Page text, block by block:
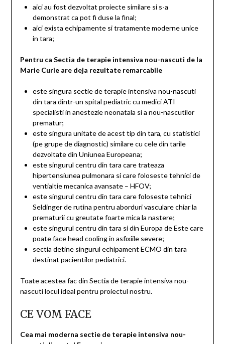
aici au fost dezvoltat proiecte similare si s-a
demonstrat ca pot fi duse la final;
aici exista echipamente si tratamente moderne unice
in tara;
Pentru ca Sectia de terapie intensiva nou-nascuti de la
Marie Curie are deja rezultate remarcabile
este singura sectie de terapie intensiva nou-nascuti
din tara dintr-un spital pediatric cu medici ATI
specialisti in anestezie neonatala si a nou-nascutilor
prematur;
este singura unitate de acest tip din tara, cu statistici
(pe grupe de diagnostic) similare cu cele din tarile
dezvoltate din Uniunea Europeana;
este singurul centru din tara care trateaza
hipertensiunea pulmonara si care foloseste tehnici de
ventialtie mecanica avansate – HFOV;
este singurul centru din tara care foloseste tehnici
Seldinger de rutina pentru aborduri vasculare chiar la
prematurii cu greutate foarte mica la nastere;
este singurul centru din tara si din Europa de Este care
poate face head cooling in asfixiile severe;
sectia detine singurul echipament ECMO din tara
destinat pacientilor pediatrici.
Toate acestea fac din Sectia de terapie intensiva nou-
nascuti locul ideal pentru proiectul nostru.
CE VOM FACE
Cea mai moderna sectie de terapie intensiva nou-